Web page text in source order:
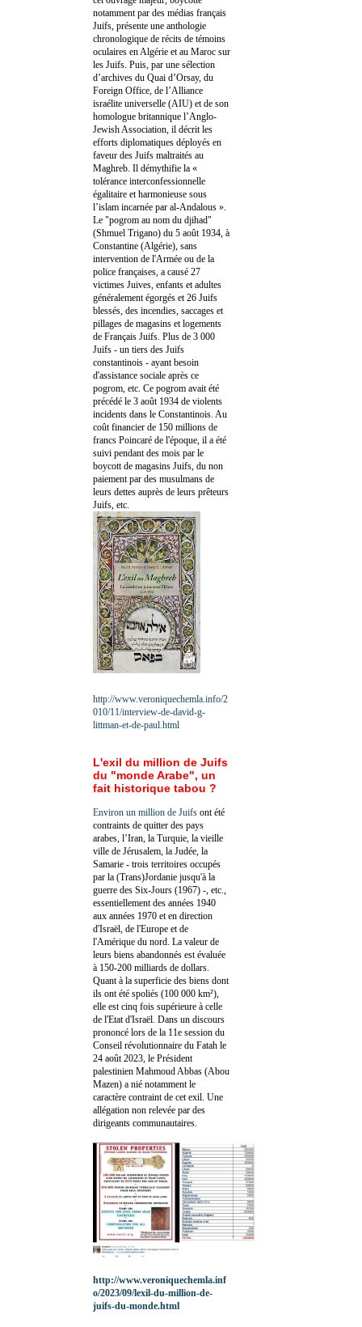
notamment par des médias français
Juifs, présente une anthologie
chronologique de récits de témoins
oculaires en Algérie et au Maroc sur
les Juifs. Puis, par une sélection
d’archives du Quai d’Orsay, du
Foreign Office, de l’Alliance
israélite universelle (AIU) et de son
homologue britannique l’Anglo-
Jewish Association, il décrit les
efforts diplomatiques déployés en
faveur des Juifs maltraités au
Maghreb. Il démythifie la «
tolérance interconfessionnelle
égalitaire et harmonieuse sous
l’islam incarnée par al-Andalous ».
Le "pogrom au nom du djihad"
(Shmuel Trigano) du 5 août 1934, à
Constantine (Algérie), sans
intervention de l'Armée ou de la
police françaises, a causé 27
victimes Juives, enfants et adultes
généralement égorgés et 26 Juifs
blessés, des incendies, saccages et
pillages de magasins et logements
de Français Juifs. Plus de 3 000
Juifs - un tiers des Juifs
constantinois - ayant besoin
d'assistance sociale après ce
pogrom, etc. Ce pogrom avait été
précédé le 3 août 1934 de violents
incidents dans le Constantinois. Au
coût financier de 150 millions de
francs Poincaré de l'époque, il a été
suivi pendant des mois par le
boycott de magasins Juifs, du non
paiement par des musulmans de
leurs dettes auprès de leurs prêteurs
Juifs, etc.
http://www.veroniquechemla.info/2
010/11/interview-de-david-g-
littman-et-de-paul.html
L'exil du million de Juifs
du "monde Arabe", un
fait historique tabou ?
Environ un million de Juifs ont été
contraints de quitter des pays
arabes, l’Iran, la Turquie, la vieille
ville de Jérusalem, la Judée, la
Samarie - trois territoires occupés
par la (Trans)Jordanie jusqu'à la
guerre des Six-Jours (1967) -, etc.,
essentiellement des années 1940
aux années 1970 et en direction
d'Israël, de l'Europe et de
l'Amérique du nord. La valeur de
leurs biens abandonnés est évaluée
à 150-200 milliards de dollars.
Quant à la superficie des biens dont
ils ont été spoliés (100 000 km²),
elle est cinq fois supérieure à celle
de l'Etat d'Israël. Dans un discours
prononcé lors de la 11e session du
Conseil révolutionnaire du Fatah le
24 août 2023, le Président
palestinien Mahmoud Abbas (Abou
Mazen) a nié notamment le
caractère contraint de cet exil. Une
allégation non relevée par des
dirigeants communautaires.
http://www.veroniquechemla.inf
o/2023/09/lexil-du-million-de-
juifs-du-monde.html